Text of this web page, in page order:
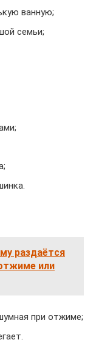
ванную;
семьи;
раздаётся
или
при отжиме;